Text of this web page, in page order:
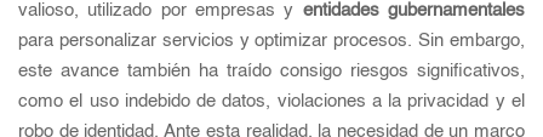
valioso, utilizado por empresas y entidades gubernamentales
para personalizar servicios y optimizar procesos. Sin embargo,
este avance también ha traído consigo riesgos significativos,
como el uso indebido de datos, violaciones a la privacidad y el
robo de identidad. Ante esta realidad, la necesidad de un marco